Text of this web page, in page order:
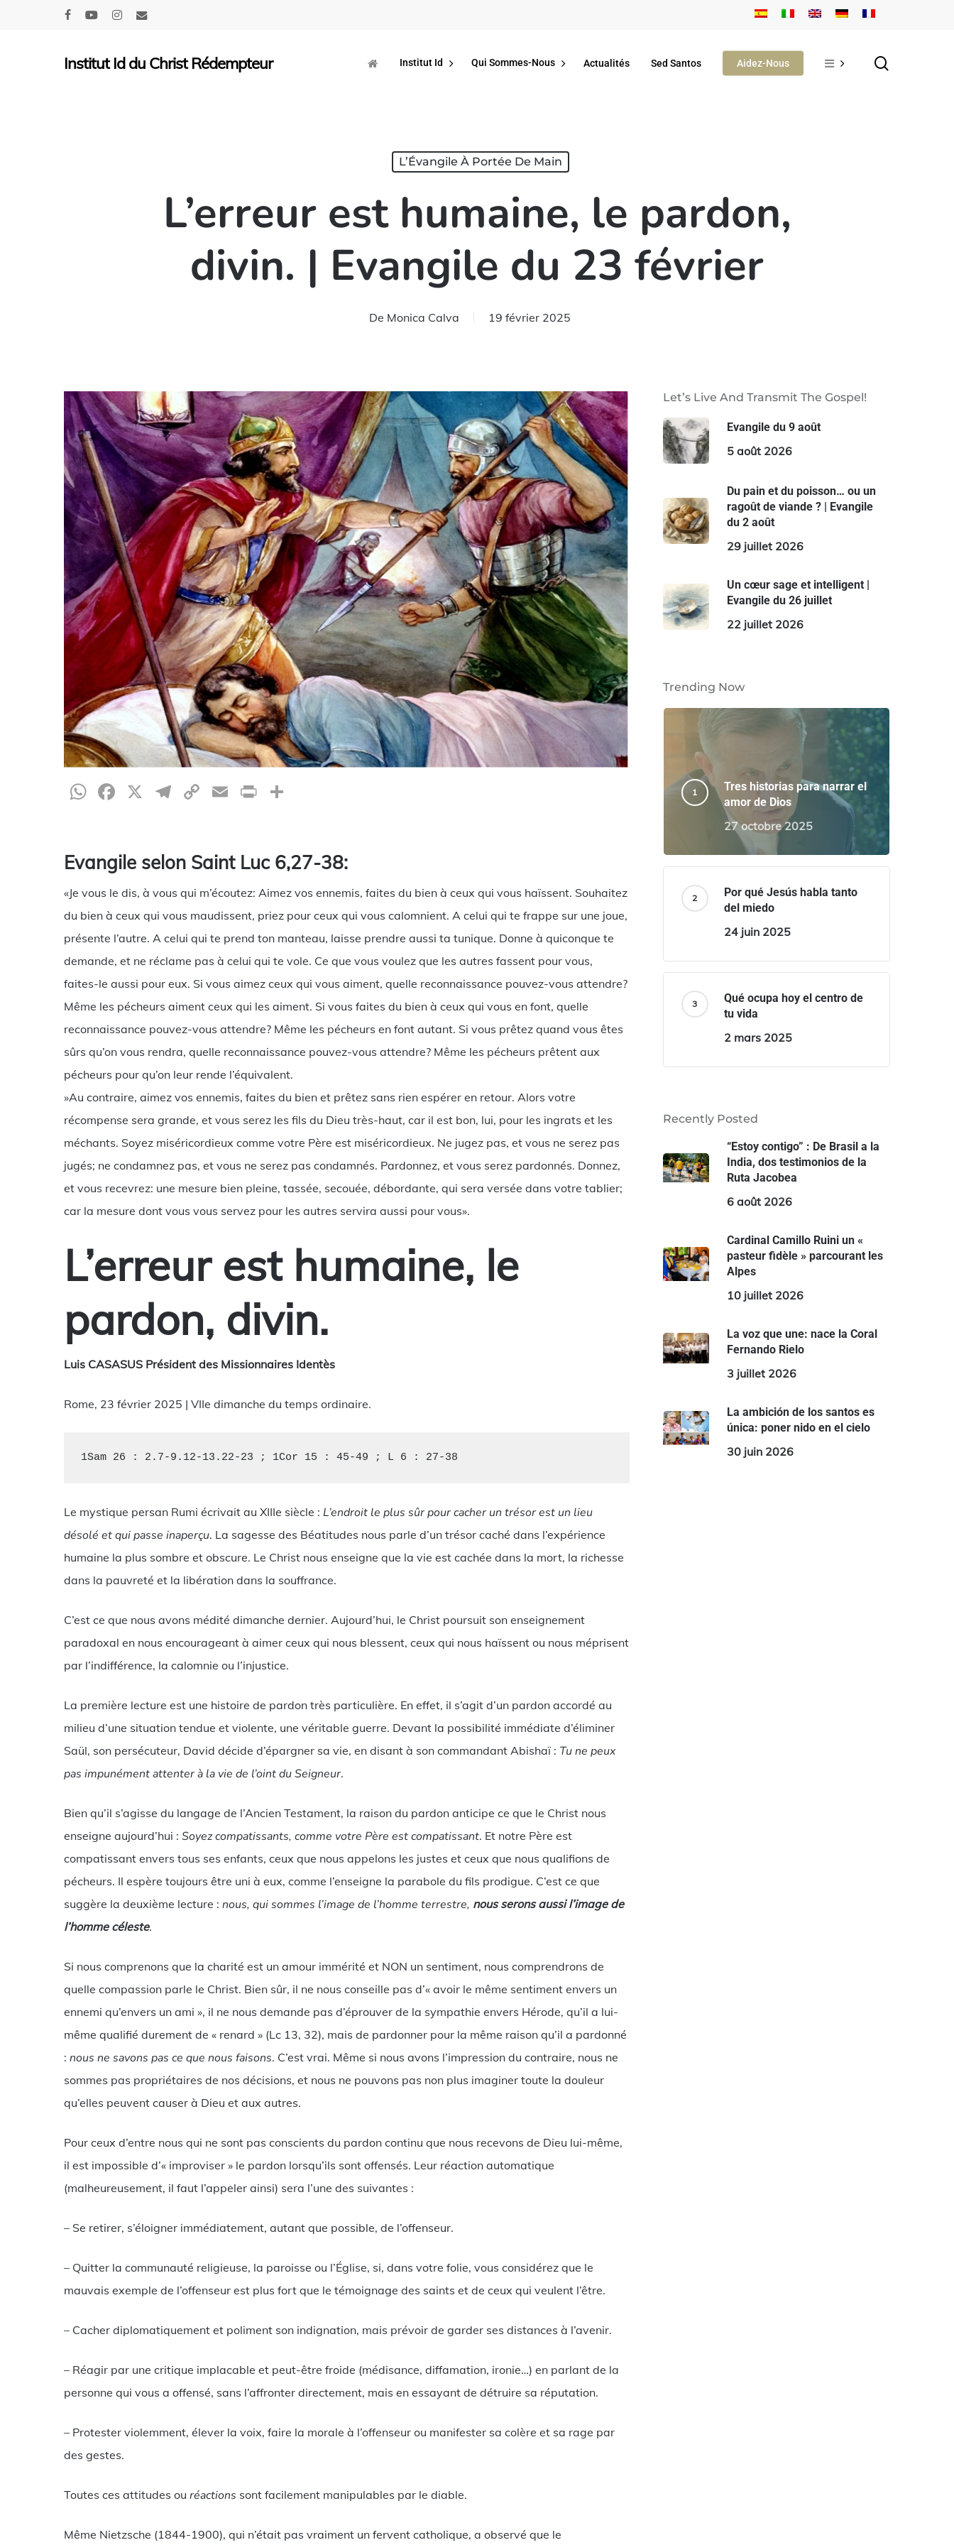
Hit enter to search or ESC to close
Institut Id du Christ Rédempteur Institut Id Qui Sommes-Nous Actualités Sed Santos Aidez-Nous
L’Évangile À Portée De Main
L’erreur est humaine, le pardon,
divin. | Evangile du 23 février
De Monica Calva 19 février 2025
WhatsApp
Facebook
X Telegram
CopyEmailPrint
Evangile selon Saint Luc 6,27-38:
«Je vous le dis, à vous qui m’écoutez: Aimez vos ennemis, faites du bien à ceux qui vous haïssent. Souhaitez
du bien à ceux qui vous maudissent, priez pour ceux qui vous calomnient. A celui qui te frappe sur une joue,
présente l’autre. A celui qui te prend ton manteau, laisse prendre aussi ta tunique. Donne à quiconque te
demande, et ne réclame pas à celui qui te vole. Ce que vous voulez que les autres fassent pour vous,
faites-le aussi pour eux. Si vous aimez ceux qui vous aiment, quelle reconnaissance pouvez-vous attendre?
Même les pécheurs aiment ceux qui les aiment. Si vous faites du bien à ceux qui vous en font, quelle
reconnaissance pouvez-vous attendre? Même les pécheurs en font autant. Si vous prêtez quand vous êtes
sûrs qu’on vous rendra, quelle reconnaissance pouvez-vous attendre? Même les pécheurs prêtent aux
pécheurs pour qu’on leur rende l’équivalent.
»Au contraire, aimez vos ennemis, faites du bien et prêtez sans rien espérer en retour. Alors votre
récompense sera grande, et vous serez les fils du Dieu très-haut, car il est bon, lui, pour les ingrats et les
méchants. Soyez miséricordieux comme votre Père est miséricordieux. Ne jugez pas, et vous ne serez pas
jugés; ne condamnez pas, et vous ne serez pas condamnés. Pardonnez, et vous serez pardonnés. Donnez,
et vous recevrez: une mesure bien pleine, tassée, secouée, débordante, qui sera versée dans votre tablier;
car la mesure dont vous vous servez pour les autres servira aussi pour vous».
L’erreur est humaine, le
pardon, divin.
Luis CASASUS Président des Missionnaires Identès
Rome, 23 février 2025 | VIIe dimanche du temps ordinaire.
1Sam 26 : 2.7-9.12-13.22-23 ; 1Cor 15 : 45-49 ; L 6 : 27-38
Le mystique persan Rumi écrivait au XIIIe siècle : L’endroit le plus sûr pour cacher un trésor est un lieu
désolé et qui passe inaperçu. La sagesse des Béatitudes nous parle d’un trésor caché dans l’expérience
humaine la plus sombre et obscure. Le Christ nous enseigne que la vie est cachée dans la mort, la richesse
dans la pauvreté et la libération dans la souffrance.
C’est ce que nous avons médité dimanche dernier. Aujourd’hui, le Christ poursuit son enseignement
paradoxal en nous encourageant à aimer ceux qui nous blessent, ceux qui nous haïssent ou nous méprisent
par l’indifférence, la calomnie ou l’injustice.
La première lecture est une histoire de pardon très particulière. En effet, il s’agit d’un pardon accordé au
milieu d’une situation tendue et violente, une véritable guerre. Devant la possibilité immédiate d’éliminer
Saül, son persécuteur, David décide d’épargner sa vie, en disant à son commandant Abishaï : Tu ne peux
pas impunément attenter à la vie de l’oint du Seigneur.
Bien qu’il s’agisse du langage de l’Ancien Testament, la raison du pardon anticipe ce que le Christ nous
enseigne aujourd’hui :Soyez compatissants, comme votre Père est compatissant. Et notre Père est
compatissant envers tous ses enfants, ceux que nous appelons les justes et ceux que nous qualifions de
pécheurs. Il espère toujours être uni à eux, comme l’enseigne la parabole du fils prodigue. C’est ce que
suggère la deuxième lecture :nous, qui sommes l’image de l’homme terrestre, nous serons aussi l’image de
l’homme céleste.
Si nous comprenons que la charité est un amour immérité et NON un sentiment, nous comprendrons de
quelle compassion parle le Christ. Bien sûr, il ne nous conseille pas d’« avoir le même sentiment envers un
ennemi qu’envers un ami », il ne nous demande pas d’éprouver de la sympathie envers Hérode, qu’il a lui-
même qualifié durement de « renard » (Lc 13, 32), mais de pardonner pour la même raison qu’il a pardonné
:nous ne savons pas ce que nous faisons. C’est vrai. Même si nous avons l’impression du contraire, nous ne
sommes pas propriétaires de nos décisions, et nous ne pouvons pas non plus imaginer toute la douleur
qu’elles peuvent causer à Dieu et aux autres.
Pour ceux d’entre nous qui ne sont pas conscients du pardon continu que nous recevons de Dieu lui-même,
il est impossible d’« improviser » le pardon lorsqu’ils sont offensés. Leur réaction automatique
(malheureusement, il faut l’appeler ainsi) sera l’une des suivantes :
– Se retirer, s’éloigner immédiatement, autant que possible, de l’offenseur.
– Quitter la communauté religieuse, la paroisse ou l’Église, si, dans votre folie, vous considérez que le
mauvais exemple de l’offenseur est plus fort que le témoignage des saints et de ceux qui veulent l’être.
– Cacher diplomatiquement et poliment son indignation, mais prévoir de garder ses distances à l’avenir.
– Réagir par une critique implacable et peut-être froide (médisance, diffamation, ironie…) en parlant de la
personne qui vous a offensé, sans l’affronter directement, mais en essayant de détruire sa réputation.
– Protester violemment, élever la voix, faire la morale à l’offenseur ou manifester sa colère et sa rage par
des gestes.
Toutes ces attitudes ouréactions sont facilement manipulables par le diable.
Même Nietzsche (1844-1900), qui n’était pas vraiment un fervent catholique, a observé que le
Let’s Live And Transmit The Gospel!
Evangile du 9 août
5 août 2026
Du pain et du poisson… ou un
ragoût de viande ? | Evangile
du 2 août
29 juillet 2026
Un cœur sage et intelligent |
Evangile du 26 juillet
22 juillet 2026
Trending Now
Tres historias para narrar el
amor de Dios
27 octobre 2025
Por qué Jesús habla tanto
del miedo
24 juin 2025
Qué ocupa hoy el centro de
tu vida
2 mars 2025
Recently Posted
“Estoy contigo” : De Brasil a la
India, dos testimonios de la
Ruta Jacobea
6 août 2026
Cardinal Camillo Ruini un «
pasteur fidèle » parcourant les
Alpes
10 juillet 2026
La voz que une: nace la Coral
Fernando Rielo
3 juillet 2026
La ambición de los santos es
única: poner nido en el cielo
30 juin 2026